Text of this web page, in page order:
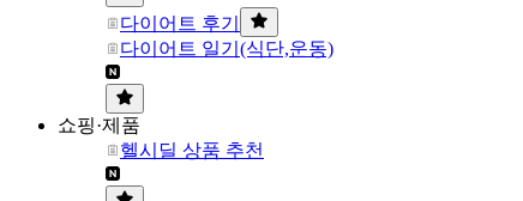
다이어트 후기
다이어트 일기(식단,운동)
쇼핑·제품
헬시딜 상품 추천